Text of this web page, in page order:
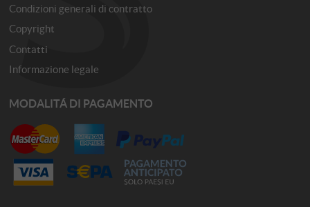
Condizioni generali di contratto
Copyright
Contatti
Informazione legale
MODALITÁ DI PAGAMENTO